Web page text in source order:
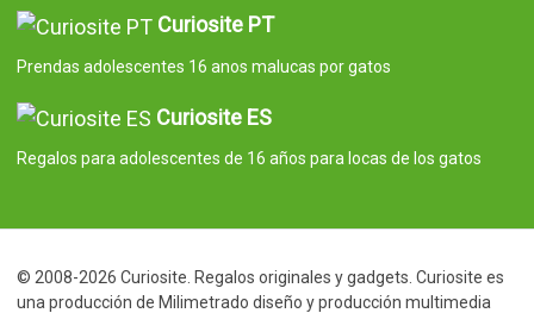
Curiosite PT
Prendas adolescentes 16 anos malucas por gatos
Curiosite ES
Regalos para adolescentes de 16 años para locas de los gatos
© 2008-2026 Curiosite. Regalos originales y gadgets. Curiosite es
una producción de Milimetrado diseño y producción multimedia